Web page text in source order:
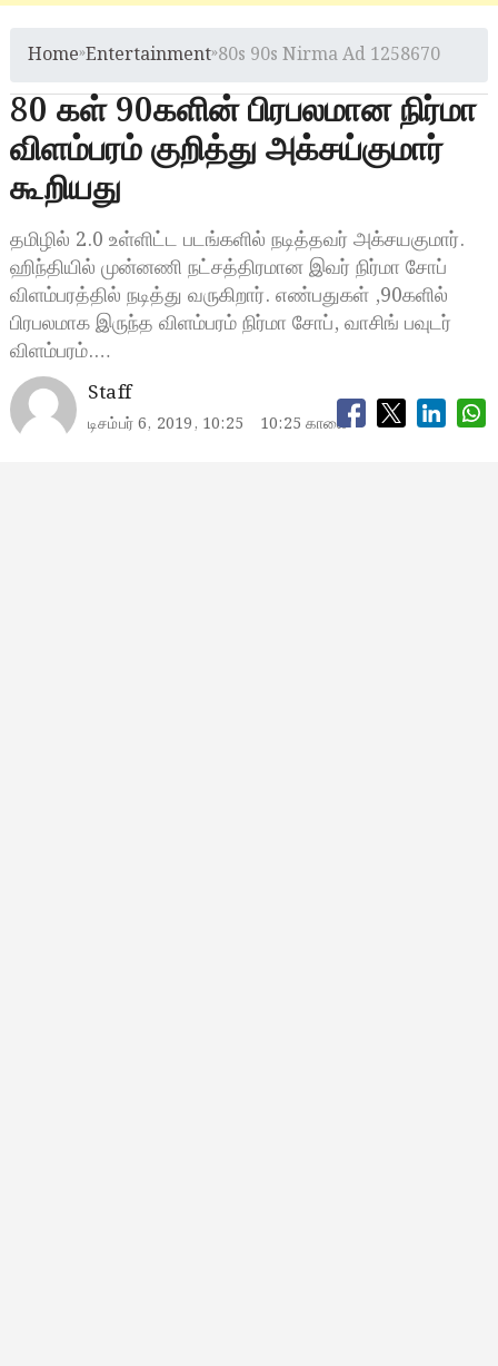
Home»Entertainment»80s 90s Nirma Ad 1258670
80 கள் 90களின் பிரபலமான நிர்மா
விளம்பரம் குறித்து அக்சய்குமார்
கூறியது
தமிழில் 2.0 உள்ளிட்ட படங்களில் நடித்தவர் அக்சயகுமார்.
ஹிந்தியில் முன்னணி நட்சத்திரமான இவர் நிர்மா சோப்
விளம்பரத்தில் நடித்து வருகிறார். எண்பதுகள் ,90களில்
பிரபலமாக இருந்த விளம்பரம் நிர்மா சோப், வாசிங் பவுடர்
விளம்பரம்.…
Staff
டிசம்பர் 6, 2019, 10:25 10:25 காலை